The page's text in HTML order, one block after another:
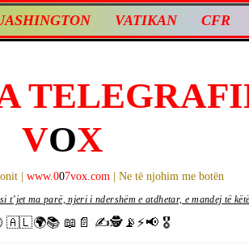
VATIKAN CFR
VOX
| www.007vox.com | Ne të njohim me botën
🇦🇱🌍📚 📖📄 ✍🕵️📡⚡️📢 🎖
t’jet ma parë, njeri i ndershëm e atdhetar, e mandej të